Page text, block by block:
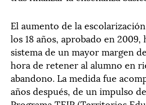
El aumento de la
los 18 años, aprobado en 2009,
sistema de un mayor margen
hora de retener al alumno en
abandono. La medida fue
años después, de un impulso